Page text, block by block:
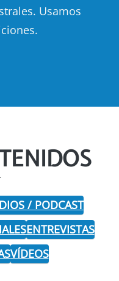
Usamos
/ PODCAST
ENTREVISTAS
VÍDEOS